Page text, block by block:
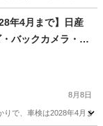
年4月まで】日産
バックカメラ・ET
8月8日
で、車検は2028年4月ま